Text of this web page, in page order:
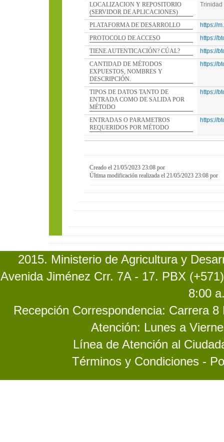
LOCALIZACION Y REPOSITORIO
(SERVIDOR DE APLICACIONES)
Trinidad
PLATAFORMA DE DESARROLLO
https://
PROTOCOLO DE ACCESO
https://
TIENE AUTENTICACIÓN? CÚAL?
https://
CANTIDAD DE MÉTODOS
EXPUESTOS, NOMBRES Y
DESCRIPCIÓN.
https://
TIPOS DE DATOS TANTO DE
ENTRADA COMO DE SALIDA POR
MÉTODO
https://
ENTRADAS O PARAMETROS
REQUERIDOS POR MÉTODO
https://
Creado el 21/05/2023 23:08 por
Última modificación realizada el 21/05/2023 23:08 por
2015. Ministerio de Agricultura y
Avenida Jiménez Crr. 7A - 17. PBX
8:00
Recepción Correspondencia: Carrera
Atención: Lunes a
Línea de Atención al
Términos y Condiciones -